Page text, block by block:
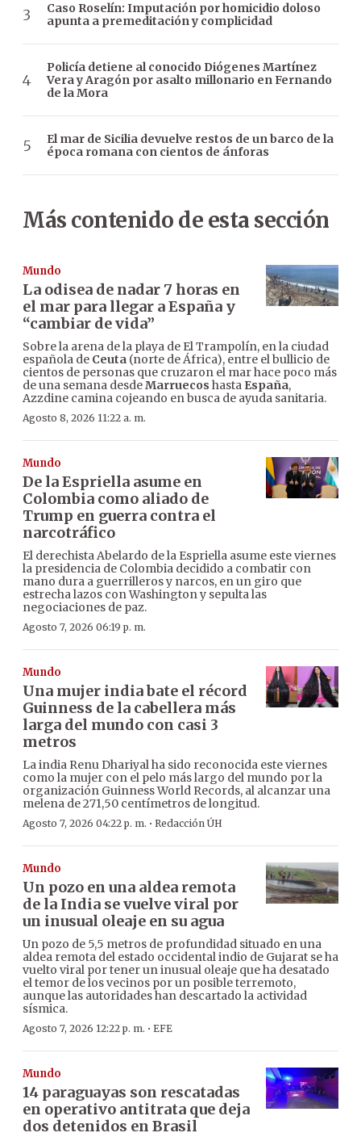
Caso Roselín: Imputación por homicidio doloso
apunta a premeditación y complicidad
Policía detiene al conocido Diógenes Martínez
Vera y Aragón por asalto millonario en Fernando
de la Mora
El mar de Sicilia devuelve restos de un barco de la
época romana con cientos de ánforas
Más contenido de esta sección
Mundo
La odisea de nadar 7 horas en
el mar para llegar a España y
“cambiar de vida”
Sobre la arena de la playa de El Trampolín, en la ciudad
española de Ceuta (norte de África), entre el bullicio de
cientos de personas que cruzaron el mar hace poco más
de una semana desdeMarruecos hasta España,
Azzdine camina cojeando en busca de ayuda sanitaria.
Agosto 8, 2026 11:22 a. m.
Mundo
De la Espriella asume en
Colombia como aliado de
Trump en guerra contra el
narcotráfico
El derechista Abelardo de la Espriella asume este viernes
la presidencia de Colombia decidido a combatir con
mano dura a guerrilleros y narcos, en un giro que
estrecha lazos con Washington y sepulta las
negociaciones de paz.
Agosto 7, 2026 06:19 p. m.
Mundo
Una mujer india bate el récord
Guinness de la cabellera más
larga del mundo con casi 3
metros
La india Renu Dhariyal ha sido reconocida este viernes
como la mujer con el pelo más largo del mundo por la
organización Guinness World Records, al alcanzar una
melena de 271,50 centímetros de longitud.
Agosto 7, 2026 04:22 p. m. · Redacción ÚH
Mundo
Un pozo en una aldea remota
de la India se vuelve viral por
un inusual oleaje en su agua
Un pozo de 5,5 metros de profundidad situado en una
aldea remota del estado occidental indio de Gujarat se ha
vuelto viral por tener un inusual oleaje que ha desatado
el temor de los vecinos por un posible terremoto,
aunque las autoridades han descartado la actividad
sísmica.
Agosto 7, 2026 12:22 p. m. · EFE
Mundo
14 paraguayas son rescatadas
en operativo antitrata que deja
dos detenidos en Brasil